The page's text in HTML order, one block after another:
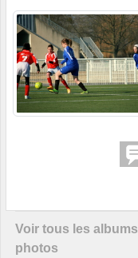
Voir tous les albums
photos